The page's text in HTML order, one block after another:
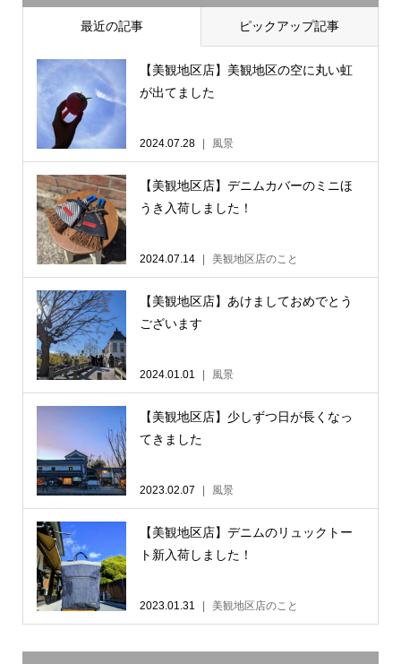
最近の記事 ピックアップ記事
【美観地区店】美観地区の空に丸い虹
が出てました
2024.07.28 風景
【美観地区店】デニムカバーのミニほ
うき入荷しました！
2024.07.14 美観地区店のこと
【美観地区店】あけましておめでとう
ございます
2024.01.01 風景
【美観地区店】少しずつ日が長くなっ
てきました
2023.02.07 風景
【美観地区店】デニムのリュックトー
ト新入荷しました！
2023.01.31 美観地区店のこと